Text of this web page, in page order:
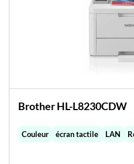
Brother HL-L8230CDW
Couleur écran tactile LAN